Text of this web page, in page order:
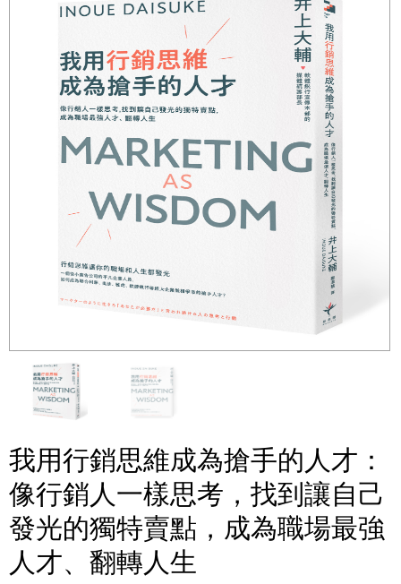
我用行銷思維成為搶手的人才：
像行銷人一樣思考，找到讓自己
發光的獨特賣點，成為職場最強
人才、翻轉人生